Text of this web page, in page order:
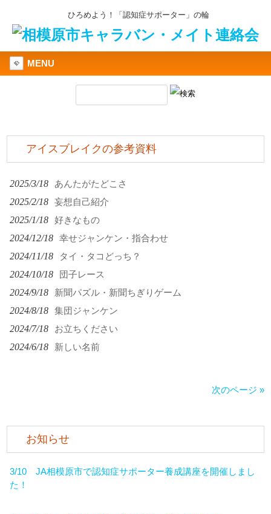
ひろめよう！「認知症サポーター」の輪
MENU
アイスブレイクの参考資料
2025/3/18 あんたがたどこさ
2025/2/18 妄想自己紹介
2025/1/18 好きなもの
2024/12/18 幸せジャンケン・指合わせ
2024/11/18 タイ・タコどっち？
2024/10/18 団子レース
2024/9/18 新聞パズル・新聞ちぎりゲーム
2024/8/18 集団ジャンケン
2024/7/18 お立ちください
2024/6/18 新しい名前
次のページ »
お知らせ
3/10 JA相模原市で認知症サポーター養成講座を開催しまし
た！